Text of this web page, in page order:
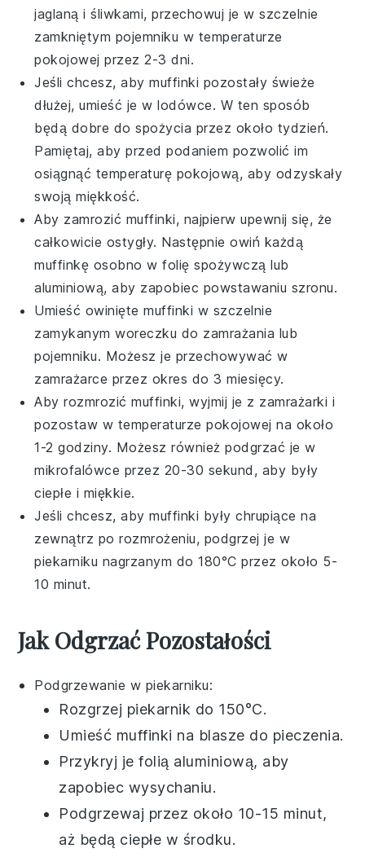
jaglaną iśliwkami, przechowuj je w szczelnie
zamkniętym pojemniku w temperaturze
pokojowej przez 2-3 dni.
Jeśli chcesz, abymuffinki pozostały świeże
dłużej, umieść je w lodówce. W ten sposób
będą dobre do spożycia przez około tydzień.
Pamiętaj, aby przed podaniem pozwolić im
osiągnąć temperaturę pokojową, aby odzyskały
swoją miękkość.
Aby zamrozić muffinki, najpierw upewnij się, że
całkowicie ostygły. Następnie owiń każdą
muffinkę osobno w folię spożywczą lub
aluminiową, aby zapobiec powstawaniu szronu.
Umieść owiniętemuffinki w szczelnie
zamykanym woreczku do zamrażania lub
pojemniku. Możesz je przechowywać w
zamrażarce przez okres do 3 miesięcy.
Aby rozmrozićmuffinki, wyjmij je z zamrażarki i
pozostaw w temperaturze pokojowej na około
1-2 godziny. Możesz również podgrzać je w
mikrofalówce przez 20-30 sekund, aby były
ciepłe i miękkie.
Jeśli chcesz, abymuffinki były chrupiące na
zewnątrz po rozmrożeniu, podgrzej je w
piekarniku nagrzanym do 180°C przez około 5-
10 minut.
Jak Odgrzać Pozostałości
Podgrzewanie w piekarniku:
Rozgrzej piekarnik do 150°C.
Umieść muffinki na blasze do pieczenia.
Przykryj je folią aluminiową, aby
zapobiec wysychaniu.
Podgrzewaj przez około 10-15 minut,
aż będą ciepłe w środku.